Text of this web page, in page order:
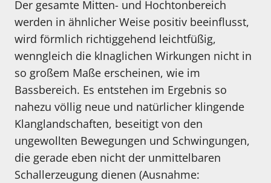
Der gesamte Mitten- und Hochtonbereich
werden in ähnlicher Weise positiv beeinflusst,
wird förmlich richtiggehend leichtfüßig,
wenngleich die klnaglichen Wirkungen nicht in
so großem Maße erscheinen, wie im
Bassbereich. Es entstehen im Ergebnis so
nahezu völlig neue und natürlicher klingende
Klanglandschaften, beseitigt von den
ungewollten Bewegungen und Schwingungen,
die gerade eben nicht der unmittelbaren
Schallerzeugung dienen (Ausnahme: